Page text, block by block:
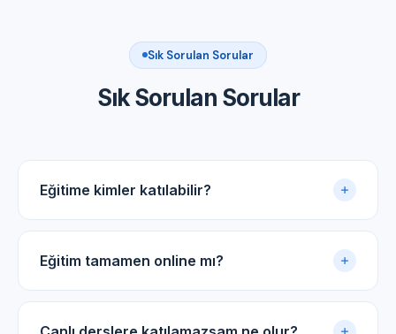
Sık Sorulan Sorular
Sık Sorulan Sorular
Eğitime kimler katılabilir?
Akupunktur uygulama sertifikasına sahip tüm tıp
doktorları ve diş hekimleri için uygundur.
Eğitim tamamen online mı?
Evet. Eğitim online panel üzerinden yürütülür. Canlı
dersler, kayıtlı video arşivi ve PDF ders notlarıyla